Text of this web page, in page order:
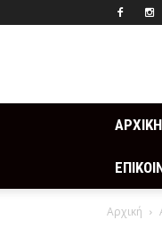
ΑΡΧΙΚΗ
Αρχική